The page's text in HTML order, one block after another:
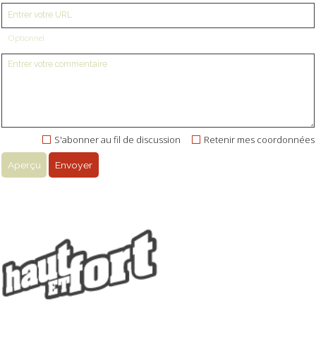
Optionnel
Retenir mes coordonnées
S'abonner au fil de discussion